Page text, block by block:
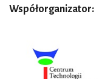
Współorganizator: